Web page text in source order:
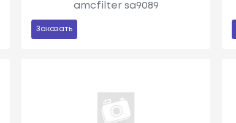
amcfilter sa9089
Заказать